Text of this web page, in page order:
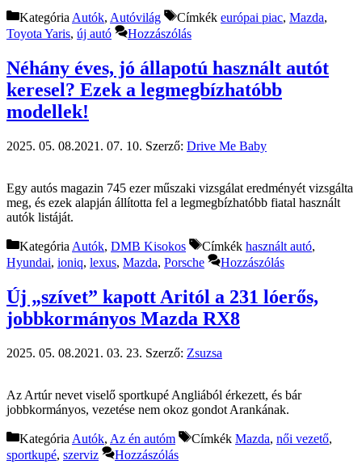
Kategória Autók, Autóvilág Címkék európai piac, Mazda,
Toyota Yaris, új autó Hozzászólás
Néhány éves, jó állapotú használt autót
keresel? Ezek a legmegbízhatóbb
modellek!
2025. 05. 08.2021. 07. 10. Szerző: Drive Me Baby
Egy autós magazin 745 ezer műszaki vizsgálat eredményét vizsgálta
meg, és ezek alapján állította fel a legmegbízhatóbb fiatal használt
autók listáját.
Kategória Autók, DMB Kisokos Címkék használt autó,
Hyundai, ioniq, lexus, Mazda, Porsche Hozzászólás
Új „szívet” kapott Aritól a 231 lóerős,
jobbkormányos Mazda RX8
2025. 05. 08.2021. 03. 23. Szerző: Zsuzsa
Az Artúr nevet viselő sportkupé Angliából érkezett, és bár
jobbkormányos, vezetése nem okoz gondot Arankának.
Kategória Autók, Az én autóm Címkék Mazda, női vezető,
sportkupé, szerviz Hozzászólás